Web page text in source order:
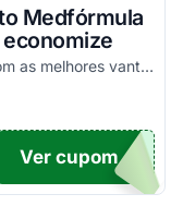
Medfórmula
economize
Não fique de fora dessa e aproveite com as melhores vantagens no Cupom!
TICO
Ver cupom